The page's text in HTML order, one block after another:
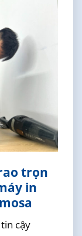
trọn
in
cậy